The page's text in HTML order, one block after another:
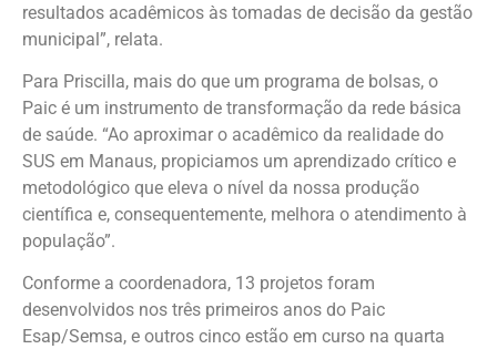
resultados acadêmicos às tomadas de decisão da gestão
municipal”, relata.
Para Priscilla, mais do que um programa de bolsas, o
Paic é um instrumento de transformação da rede básica
de saúde. “Ao aproximar o acadêmico da realidade do
SUS em Manaus, propiciamos um aprendizado crítico e
metodológico que eleva o nível da nossa produção
científica e, consequentemente, melhora o atendimento à
população”.
Conforme a coordenadora, 13 projetos foram
desenvolvidos nos três primeiros anos do Paic
Esap/Semsa, e outros cinco estão em curso na quarta